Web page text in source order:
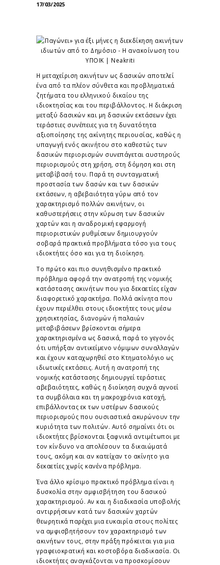
17/03/2025
Η μεταχείριση ακινήτων ως δασικών αποτελεί
ένα από τα πλέον σύνθετα και προβληματικά
ζητήματα του ελληνικού δικαίου της
ιδιοκτησίας και του περιβάλλοντος. Η διάκριση
μεταξύ δασικών και μη δασικών εκτάσεων έχει
τεράστιες συνέπειες για τη δυνατότητα
αξιοποίησης της ακίνητης περιουσίας, καθώς η
υπαγωγή ενός ακινήτου στο καθεστώς των
δασικών περιορισμών συνεπάγεται αυστηρούς
περιορισμούς στη χρήση, στη δόμηση και στη
μεταβίβασή του. Παρά τη συνταγματική
προστασία των δασών και των δασικών
εκτάσεων, η αβεβαιότητα γύρω από τον
χαρακτηρισμό πολλών ακινήτων, οι
καθυστερήσεις στην κύρωση των δασικών
χαρτών και η αναδρομική εφαρμογή
περιοριστικών ρυθμίσεων δημιουργούν
σοβαρά πρακτικά προβλήματα τόσο για τους
ιδιοκτήτες όσο και για τη διοίκηση.
Το πρώτο και πιο συνηθισμένο πρακτικό
πρόβλημα αφορά την ανατροπή της νομικής
κατάστασης ακινήτων που για δεκαετίες είχαν
διαφορετικό χαρακτήρα. Πολλά ακίνητα που
έχουν περιέλθει στους ιδιοκτήτες τους μέσω
χρησικτησίας, διανομών ή παλαιών
μεταβιβάσεων βρίσκονται σήμερα
χαρακτηρισμένα ως δασικά, παρά το γεγονός
ότι υπήρξαν αντικείμενο νόμιμων συναλλαγών
και έχουν καταχωρηθεί στο Κτηματολόγιο ως
ιδιωτικές εκτάσεις. Αυτή η ανατροπή της
νομικής κατάστασης δημιουργεί τεράστιες
αβεβαιότητες, καθώς η διοίκηση συχνά αγνοεί
τα συμβόλαια και τη μακροχρόνια κατοχή,
επιβάλλοντας εκ των υστέρων δασικούς
περιορισμούς που ουσιαστικά ακυρώνουν την
κυριότητα των πολιτών. Αυτό σημαίνει ότι οι
ιδιοκτήτες βρίσκονται ξαφνικά αντιμέτωποι με
τον κίνδυνο να απολέσουν τα δικαιώματά
τους, ακόμη και αν κατείχαν το ακίνητο για
δεκαετίες χωρίς κανένα πρόβλημα.
Ένα άλλο κρίσιμο πρακτικό πρόβλημα είναι η
δυσκολία στην αμφισβήτηση του δασικού
χαρακτηρισμού. Αν και η διαδικασία υποβολής
αντιρρήσεων κατά των δασικών χαρτών
θεωρητικά παρέχει μια ευκαιρία στους πολίτες
να αμφισβητήσουν τον χαρακτηρισμό των
ακινήτων τους, στην πράξη πρόκειται για μια
γραφειοκρατική και κοστοβόρα διαδικασία. Οι
ιδιοκτήτες αναγκάζονται να προσκομίσουν